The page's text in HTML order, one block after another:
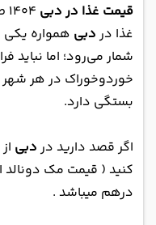
قیمت غذا در دبی
غذا دردبی همواره
شمار می‌رود؛ اما نباید
خوردوخوراک در هر شهر
بستگی دارد.
اگر قصد دارید دردبی
درهم میباشد .